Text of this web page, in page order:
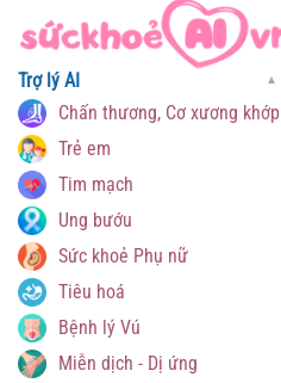
Trợ lý AI ▼
Chấn thương, Cơ xương khớp
Trẻ em
Tim mạch
Ung bướu
Sức khoẻ Phụ nữ
Tiêu hoá
Bệnh lý Vú
Miễn dịch - Dị ứng